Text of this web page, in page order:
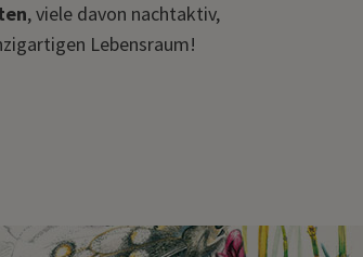
, viele davon nachtaktiv,
Lebensraum!